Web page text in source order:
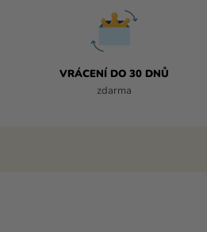
VRÁCENÍ DO 30 DNŮ
zdarma